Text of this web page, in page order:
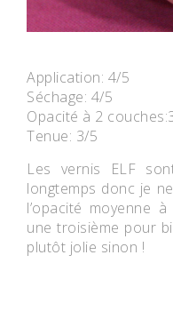
Application: 4/5
Séchage: 4/5
Opacité à 2
Tenue: 3/5
Les vernis ELF
longtemps donc je
l’opacité moyenne
une troisième pour
plutôt jolie sinon !